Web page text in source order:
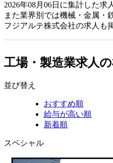
2026年08月06日に集計した求
また業界別では機械・金属・
フジアルテ株式会社の求人も
工場・製造業求人
並び替え
おすすめ順
給与が高い順
新着順
スペシャル